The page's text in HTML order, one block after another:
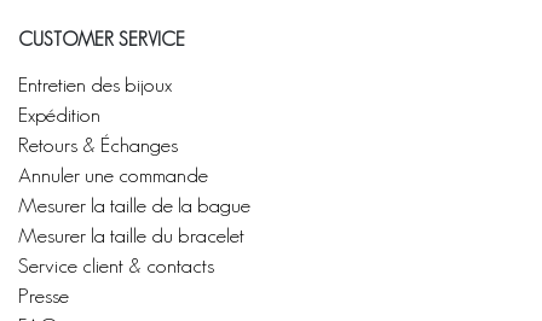
CUSTOMER SERVICE
Entretien des bijoux
Expédition
Retours & Échanges
Annuler une commande
Mesurer la taille de la bague
Mesurer la taille du bracelet
Service client & contacts
Presse